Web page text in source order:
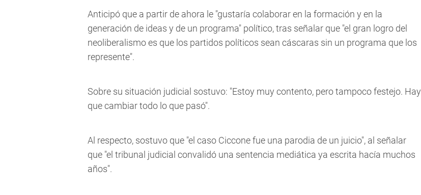
Anticipó que a partir de ahora le "gustaría colaborar en la formación y en la
generación de ideas y de un programa" político, tras señalar que "el gran logro del
neoliberalismo es que los partidos políticos sean cáscaras sin un programa que los
represente".
Sobre su situación judicial sostuvo: "Estoy muy contento, pero tampoco festejo. Hay
que cambiar todo lo que pasó".
Al respecto, sostuvo que "el caso Ciccone fue una parodia de un juicio", al señalar
que "el tribunal judicial convalidó una sentencia mediática ya escrita hacía muchos
años".